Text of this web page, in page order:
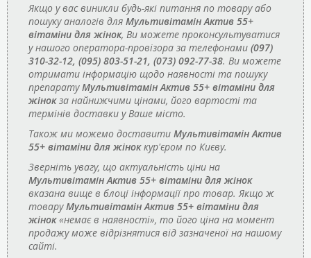
Якщо у вас виникли будь-які питання по товару або
пошуку аналогів для Мультивітамін Актив 55+
вітаміни для жінок, Ви можете проконсультуватися
у нашого оператора-провізора за телефонами (097)
310-32-12, (095) 803-51-21, (073) 092-77-38. Ви можете
отримати інформацію щодо наявності та пошуку
препаратуМультивітамін Актив 55+ вітаміни для
жінокза найнижчими цінами, його вартості та
термінів доставки у Ваше місто.
Також ми можемо доставити Мультивітамін Актив
55+ вітаміни для жіноккур'єром по Києву.
Зверніть увагу, що актуальність ціни на
Мультивітамін Актив 55+ вітаміни для жінок
вказана вище в блоці інформації про товар. Якщо ж
товаруМультивітамін Актив 55+ вітаміни для
жінок«немає в наявності», то його ціна на момент
продажу може відрізнятися від зазначеної на нашому
сайті.